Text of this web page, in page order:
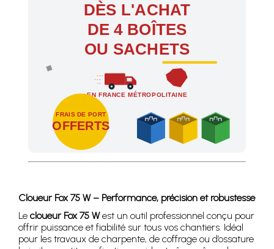
DÈS L'ACHAT
DE 4 BOÎTES
OU SACHETS
EN FRANCE MÉTROPOLITAINE
FRAIS DE PORT
OFFERTS
Profitez des Frais de port offerts en France
Cloueur Fox 75 W – Performance, précision et robustesse
Le cloueur Fox 75 West un outil professionnel conçu pour
offrir puissance et fiabilité sur tous vos chantiers. Idéal
pour les travaux de charpente, de coffrage ou d’ossature